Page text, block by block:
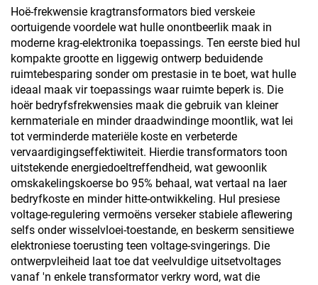
uitset 50 Hz Frekwensie
380V Uitgang
Transformator Kern
Hoë-frekwensie kragtransformators bied verskeie
oortuigende voordele wat hulle onontbeerlik maak in
moderne krag-elektronika toepassings. Ten eerste bied hul
kompakte grootte en liggewig ontwerp beduidende
ruimtebesparing sonder om prestasie in te boet, wat hulle
ideaal maak vir toepassings waar ruimte beperk is. Die
hoër bedryfsfrekwensies maak die gebruik van kleiner
kernmateriale en minder draadwindinge moontlik, wat lei
tot verminderde materiële koste en verbeterde
vervaardigingseffektiwiteit. Hierdie transformators toon
uitstekende energiedoeltreffendheid, wat gewoonlik
omskakelingskoerse bo 95% behaal, wat vertaal na laer
bedryfkoste en minder hitte-ontwikkeling. Hul presiese
voltage-regulering vermoëns verseker stabiele aflewering
selfs onder wisselvloei-toestande, en beskerm sensitiewe
elektroniese toerusting teen voltage-svingerings. Die
ontwerpvleiheid laat toe dat veelvuldige uitsetvoltages
vanaf 'n enkele transformator verkry word, wat die